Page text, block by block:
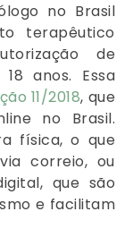
no Brasil
terapêutico
de
anos. Essa
11/2018, que
no Brasil.
física, o que
correio, ou
que são
e facilitam